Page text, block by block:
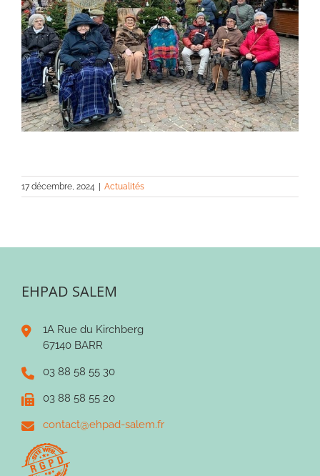
17 décembre, 2024 Actualités
EHPAD SALEM
1A Rue du Kirchberg
67140 BARR
03 88 58 55 30
03 88 58 55 20
contact@ehpad-salem.fr